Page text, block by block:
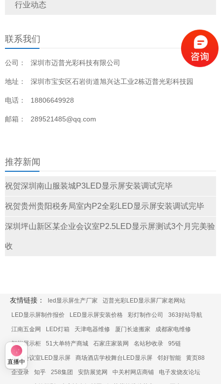
行业动态
联系我们
公司： 深圳市迈普光彩科技有限公司
地址： 深圳市宝安区石岩街道旭兴达工业2栋迈普光彩科技园
电话： 18806649928
邮箱： 289521485@qq.com
推荐新闻
祝贺深圳南山服装城P3LED显示屏安装调试完毕
祝贺贵州贵阳税务局室内P2全彩LED显示屏安装调试完毕
深圳坪山新区某企业会议室P2.5LED显示屏测试3个月完美验
收
友情链接： led显示屏生产厂家 迈普光彩LED显示屏厂家老网站
LED显示屏制作报价 LED显示屏安装价格 彩灯制作公司 363好站导航
江南五金网 LED灯箱 天津电器维修 厦门长途搬家 成都家电维修
智能展示柜 51大单特产商城 石家庄家装网 名站秒收录 95链
展厅会议室LED显示屏 商场酒店学校舞台LED显示屏 邻好智能 黄页88
企业录 知乎 258集团 安防展览网 中关村网店商铺 电子发烧友论坛
直播中